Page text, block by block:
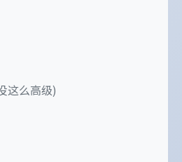
这么高级)